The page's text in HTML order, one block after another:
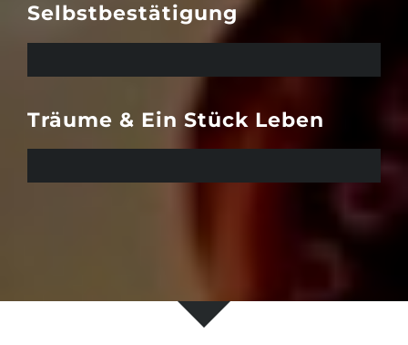
Selbstbestätigung
Träume & Ein Stück Leben